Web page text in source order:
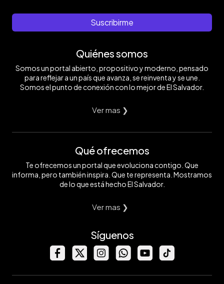
Suscribirme
Quiénes somos
Somos un portal abierto, propositivo y moderno, pensado
para reflejar a un país que avanza, se reinventa y se une.
Somos el punto de conexión con lo mejor de El Salvador.
Ver mas ❯
Qué ofrecemos
Te ofrecemos un portal que evoluciona contigo. Que
informa, pero también inspira. Que te representa. Mostramos
de lo que está hecho El Salvador.
Ver mas ❯
Síguenos